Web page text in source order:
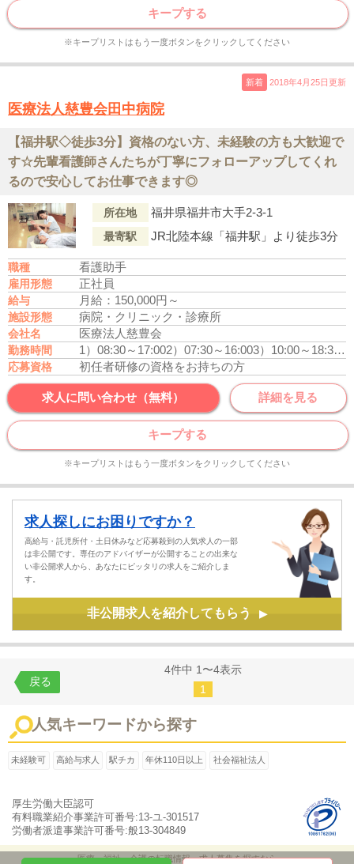
キープする
※キープリストはもう一度ボタンをクリックしてください
新着 2018年4月25日更新
医療法人慈豊会田中病院
【福井駅◇徒歩3分】資格のない方、未経験の方も大歓迎で
す☆先輩看護師さんたちが丁寧にフォローアップしてくれ
るので安心してお仕事できます◎
所在地 福井県福井市大手2-3-1
最寄駅 JR北陸本線「福井駅」より徒歩3分
職種 看護助手
雇用形態 正社員
給与 月給：150,000円～
施設形態 病院・クリニック・診療所
会社名 医療法人慈豊会
勤務時間 1）08:30～17:002）07:30～16:003）10:00～18:30又は16:30～09:00の間の16時間
応募資格 初任者研修の資格をお持ちの方
求人に問い合わせ（無料） 詳細を見る
キープする
※キープリストはもう一度ボタンをクリックしてください
求人探しにお困りですか？
高給与・託児所付・土日休みなど応募殺到の人気求人の一部
は非公開です。専任のアドバイザーが公開することの出来な
い非公開求人から、あなたにピッタリの求人をご紹介しま
す。
非公開求人を紹介してもらう ▶
4件中 1〜4表示
1
戻る
人気キーワードから探す
未経験可 高給与求人 駅チカ 年休110日以上 社会福祉法人
厚生労働大臣認可
有料職業紹介事業許可番号:13-ユ-301517
労働者派遣事業許可番号:般13-304849
医療・福祉・介護の転職情報、求人募集を探すなら